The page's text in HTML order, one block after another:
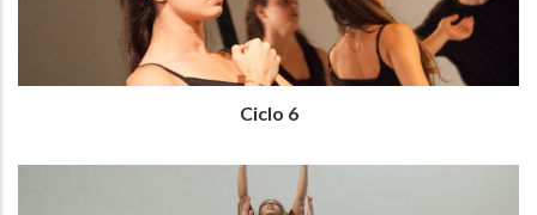
Ciclo 6